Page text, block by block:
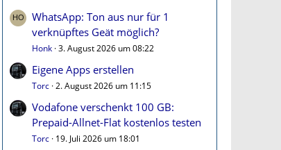
WhatsApp: Ton aus nur für 1
verknüpftes Geät möglich?
Honk 3. August 2026 um 08:22
Eigene Apps erstellen
Torc 2. August 2026 um 11:15
Vodafone verschenkt 100 GB:
Prepaid-Allnet-Flat kostenlos testen
Torc 19. Juli 2026 um 18:01